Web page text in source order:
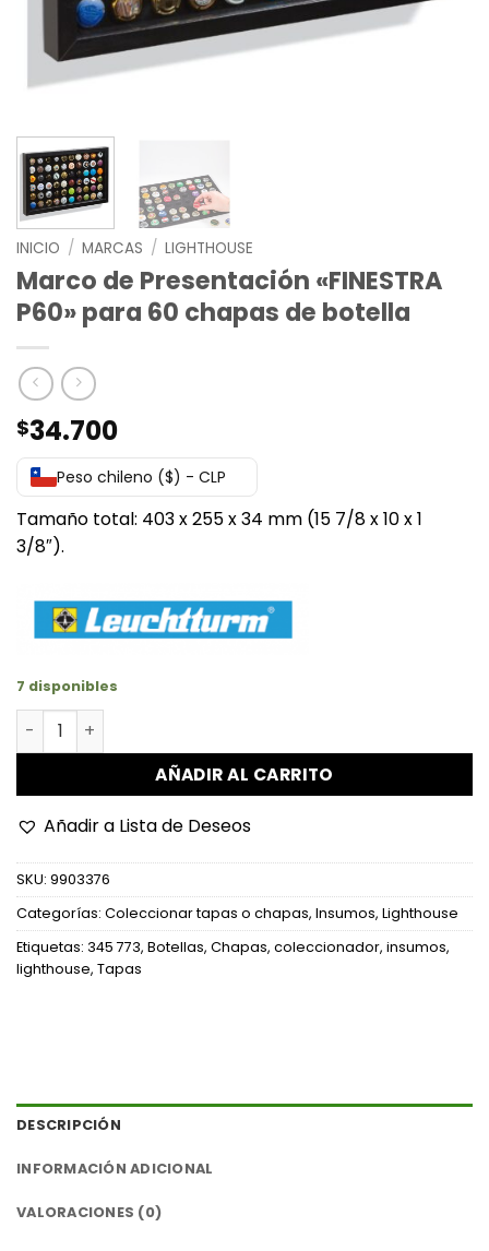
INICIO / MARCAS / LIGHTHOUSE
Marco de Presentación «FINESTRA
P60» para 60 chapas de botella
$34.700
Peso chileno ($) - CLP
Tamaño total: 403 x 255 x 34 mm (15 7/8 x 10 x 1
3/8″).
7 disponibles
Marco de Presentación "FINESTRA P60" para 60
AÑADIR AL CARRITO
Añadir a Lista de Deseos
SKU: 9903376
Categorías: Coleccionar tapas o chapas, Insumos, Lighthouse
Etiquetas: 345 773, Botellas, Chapas, coleccionador, insumos,
lighthouse, Tapas
DESCRIPCIÓN
INFORMACIÓN ADICIONAL
VALORACIONES (0)